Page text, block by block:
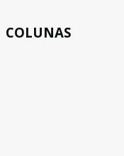
COLUNAS